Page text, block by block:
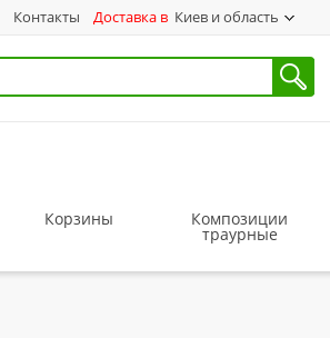
Контакты Доставка в Киев и область
Корзины Композиции
траурные